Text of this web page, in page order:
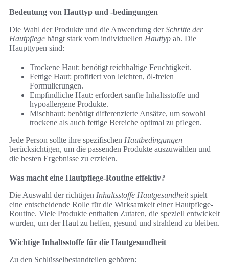
Bedeutung von Hauttyp und -bedingungen
Die Wahl der Produkte und die Anwendung derSchritte der
Hautpflege hängt stark vom individuellen Hauttyp ab. Die
Haupttypen sind:
Trockene Haut: benötigt reichhaltige Feuchtigkeit.
Fettige Haut: profitiert von leichten, öl-freien
Formulierungen.
Empfindliche Haut: erfordert sanfte Inhaltsstoffe und
hypoallergene Produkte.
Mischhaut: benötigt differenzierte Ansätze, um sowohl
trockene als auch fettige Bereiche optimal zu pflegen.
Jede Person sollte ihre spezifischen Hautbedingungen
berücksichtigen, um die passenden Produkte auszuwählen und
die besten Ergebnisse zu erzielen.
Was macht eine Hautpflege-Routine effektiv?
Die Auswahl der richtigen Inhaltsstoffe Hautgesundheitspielt
eine entscheidende Rolle für die Wirksamkeit einer Hautpflege-
Routine. Viele Produkte enthalten Zutaten, die speziell entwickelt
wurden, um der Haut zu helfen, gesund und strahlend zu bleiben.
Wichtige Inhaltsstoffe für die Hautgesundheit
Zu den Schlüsselbestandteilen gehören: